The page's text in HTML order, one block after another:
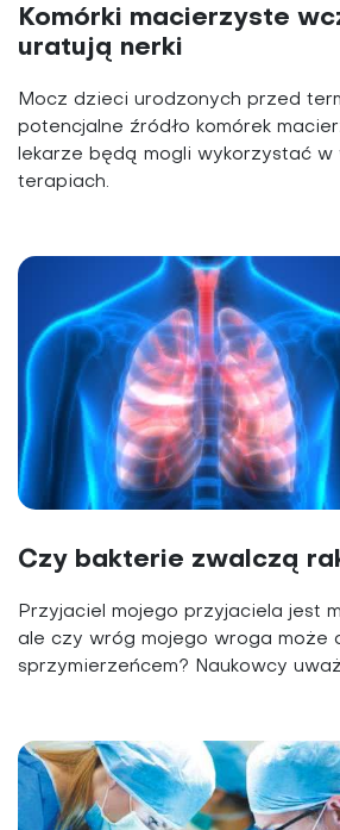
Komórki macierzyste
uratują nerki
Mocz dzieci urodzonych przed
potencjalne źródło komórek
lekarze będą mogli wykorzystać w
terapiach.
Czy bakterie zwalczą
Przyjaciel mojego przyjaciela jest
ale czy wróg mojego wroga może
sprzymierzeńcem? Naukowcy